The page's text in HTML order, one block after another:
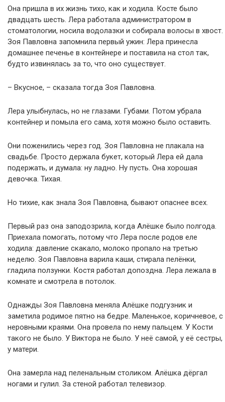
Она пришла в их жизнь тихо, как и ходила. Косте было
двадцать шесть. Лера работала администратором в
стоматологии, носила водолазки и собирала волосы в хвост.
Зоя Павловна запомнила первый ужин: Лера принесла
домашнее печенье в контейнере и поставила на стол так,
будто извинялась за то, что оно существует.
– Вкусное, – сказала тогда Зоя Павловна.
Лера улыбнулась, но не глазами. Губами. Потом убрала
контейнер и помыла его сама, хотя можно было оставить.
Они поженились через год. Зоя Павловна не плакала на
свадьбе. Просто держала букет, который Лера ей дала
подержать, и думала: ну ладно. Ну пусть. Она хорошая
девочка. Тихая.
Но тихие, как знала Зоя Павловна, бывают опаснее всех.
Первый раз она заподозрила, когда Алёшке было полгода.
Приехала помогать, потому что Лера после родов еле
ходила: давление скакало, молоко пропало на третью
неделю. Зоя Павловна варила каши, стирала пелёнки,
гладила ползунки. Костя работал допоздна. Лера лежала в
комнате и смотрела в потолок.
Однажды Зоя Павловна меняла Алёшке подгузник и
заметила родимое пятно на бедре. Маленькое, коричневое, с
неровными краями. Она провела по нему пальцем. У Кости
такого не было. У Виктора не было. У неё самой, у её сестры,
у матери.
Она замерла над пеленальным столиком. Алёшка дёргал
ногами и гулил. За стеной работал телевизор.